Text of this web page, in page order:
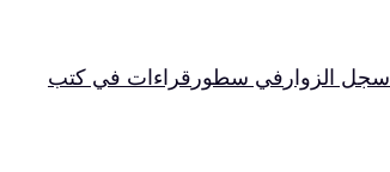
سجل الزوار في سطور قراءات في كتب